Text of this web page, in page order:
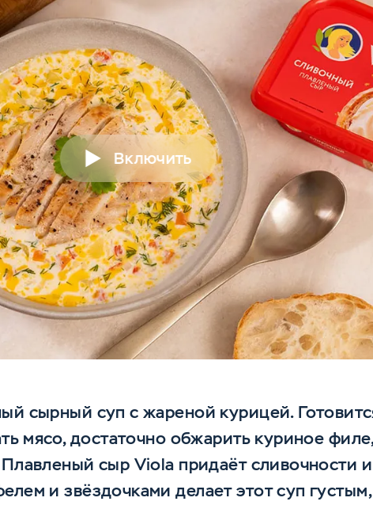
Включить
сырный суп с жареной курицей.
мясо, достаточно обжарить куриное
сыр Viola придаёт сливочности
и звёздочками делает этот суп